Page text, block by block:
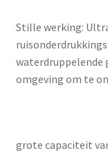
Stille werking:
waterdruppelende
omgeving om te
grote capaciteit